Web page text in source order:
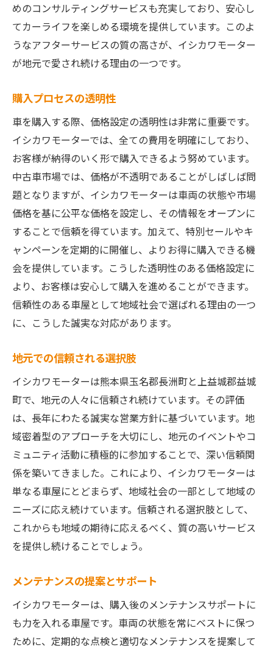
めのコンサルティングサービスも充実しており、安心し
てカーライフを楽しめる環境を提供しています。このよ
うなアフターサービスの質の高さが、イシカワモーター
が地元で愛され続ける理由の一つです。
購入プロセスの透明性
車を購入する際、価格設定の透明性は非常に重要です。
イシカワモーターでは、全ての費用を明確にしており、
お客様が納得のいく形で購入できるよう努めています。
中古車市場では、価格が不透明であることがしばしば問
題となりますが、イシカワモーターは車両の状態や市場
価格を基に公平な価格を設定し、その情報をオープンに
することで信頼を得ています。加えて、特別セールやキ
ャンペーンを定期的に開催し、よりお得に購入できる機
会を提供しています。こうした透明性のある価格設定に
より、お客様は安心して購入を進めることができます。
信頼性のある車屋として地域社会で選ばれる理由の一つ
に、こうした誠実な対応があります。
地元での信頼される選択肢
イシカワモーターは熊本県玉名郡長洲町と上益城郡益城
町で、地元の人々に信頼され続けています。その評価
は、長年にわたる誠実な営業方針に基づいています。地
域密着型のアプローチを大切にし、地元のイベントやコ
ミュニティ活動に積極的に参加することで、深い信頼関
係を築いてきました。これにより、イシカワモーターは
単なる車屋にとどまらず、地域社会の一部として地域の
ニーズに応え続けています。信頼される選択肢として、
これからも地域の期待に応えるべく、質の高いサービス
を提供し続けることでしょう。
メンテナンスの提案とサポート
イシカワモーターは、購入後のメンテナンスサポートに
も力を入れる車屋です。車両の状態を常にベストに保つ
ために、定期的な点検と適切なメンテナンスを提案して